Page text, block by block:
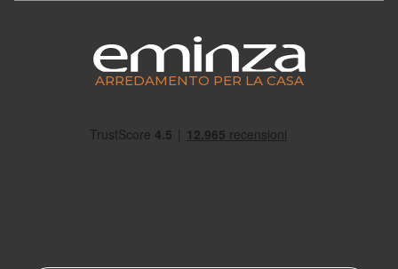
ARREDAMENTO PER LA CASA